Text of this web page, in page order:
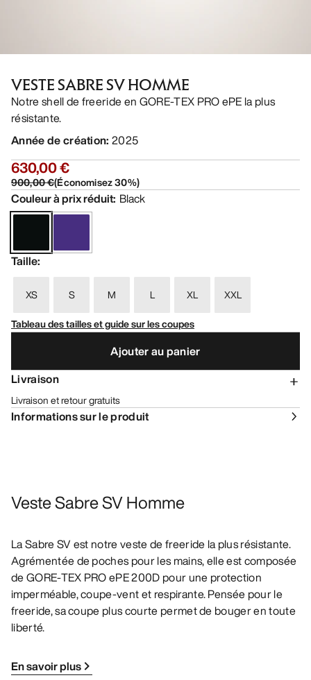
VESTE SABRE SV HOMME
Notre shell de freeride en GORE-TEX PRO ePE la plus
résistante.
Année de création: 2025
630,00 €
900,00 €(Économisez30%)
Couleur à prix réduit: Black
Taille:
XS S M L XL
XXL
Tableau des tailles et guide sur les coupes
Ajouter au panier
Livraison
Livraison et retour gratuits
Informations sur le produit
Veste Sabre SV Homme
La Sabre SV est notre veste de freeride la plus résistante.
Agrémentée de poches pour les mains, elle est composée
de GORE-TEX PRO ePE 200D pour une protection
imperméable, coupe-vent et respirante. Pensée pour le
freeride, sa coupe plus courte permet de bouger en toute
liberté.
En savoir plus